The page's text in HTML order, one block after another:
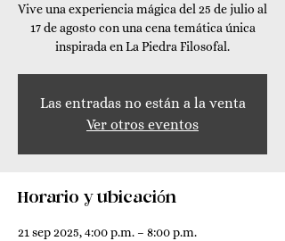
Vive una experiencia mágica del 25 de julio al
17 de agosto con una cena temática única
inspirada en La Piedra Filosofal.
Las entradas no están a la venta
Ver otros eventos
Horario y ubicación
21 sep 2025, 4:00 p.m. – 8:00 p.m.